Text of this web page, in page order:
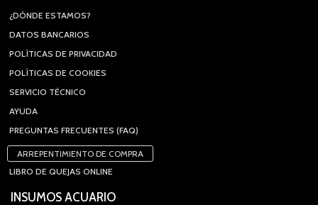
¿DÓNDE ESTAMOS?
DATOS BANCARIOS
POLÍTICAS DE PRIVACIDAD
POLÍTICAS DE COOKIES
SERVICIO TÉCNICO
AYUDA
PREGUNTAS FRECUENTES (FAQ)
ARREPENTIMIENTO DE COMPRA
LIBRO DE QUEJAS ONLINE
INSUMOS ACUARIO